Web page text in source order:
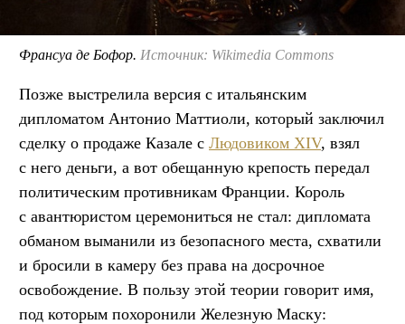
Франсуа де Бофор. Источник: Wikimedia Commons
Позже выстрелила версия с итальянским
дипломатом Антонио Маттиоли, который заключил
сделку о продаже Казале с Людовиком XIV, взял
с него деньги, а вот обещанную крепость передал
политическим противникам Франции. Король
с авантюристом церемониться не стал: дипломата
обманом выманили из безопасного места, схватили
и бросили в камеру без права на досрочное
освобождение. В пользу этой теории говорит имя,
под которым похоронили Железную Маску: